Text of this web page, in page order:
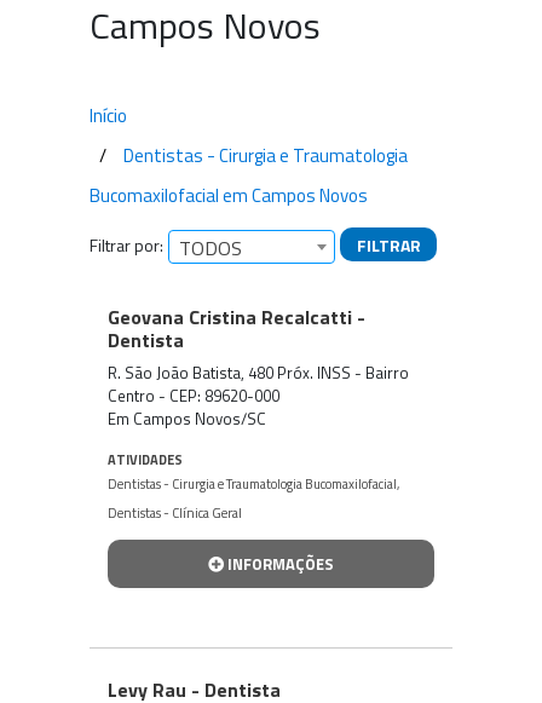
Campos Novos
Início
Dentistas - Cirurgia e Traumatologia
Bucomaxilofacial em Campos Novos
Filtrar por: TODOS FILTRAR
Empresas encontradas
Geovana Cristina Recalcatti -
Dentista
R. São João Batista, 480 Próx. INSS - Bairro
Centro - CEP: 89620-000
Em Campos Novos/SC
ATIVIDADES
Dentistas - Cirurgia e Traumatologia Bucomaxilofacial,
Dentistas - Clínica Geral
INFORMAÇÕES
Levy Rau - Dentista